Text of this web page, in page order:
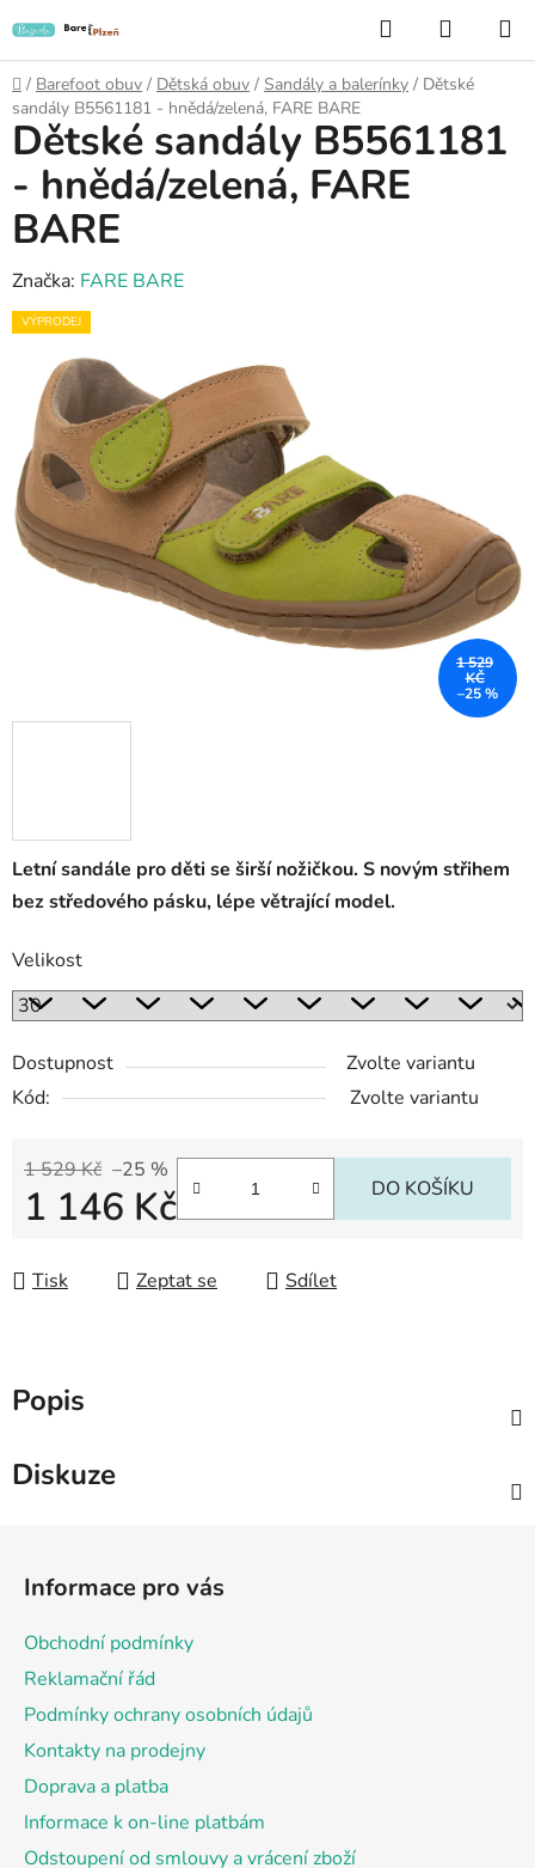
na
obsah
Hledat
KOŠÍK
Domů
/ Barefoot obuv / Dětská obuv / Sandály a balerínky / Dětské
sandály B5561181 - hnědá/zelená, FARE BARE
Letní sandále pro děti se širší nožičkou. S novým střihem
bez středového pásku, lépe větrající model.
Velikost
Dostupnost
Zvolte variantu
Kód:
Zvolte variantu
1 529 Kč –25 %
1 146 Kč DO KOŠÍKU
Tisk Zeptat se Sdílet
Dětské sandály B5561181
- hnědá/zelená, FARE
BARE
Značka: FARE BARE
VÝPRODEJ
1 529
KČ
–25 %
Popis
Diskuze
Informace pro vás
Obchodní podmínky
Reklamační řád
Podmínky ochrany osobních údajů
Kontakty na prodejny
Doprava a platba
Informace k on-line platbám
Odstoupení od smlouvy a vrácení zboží